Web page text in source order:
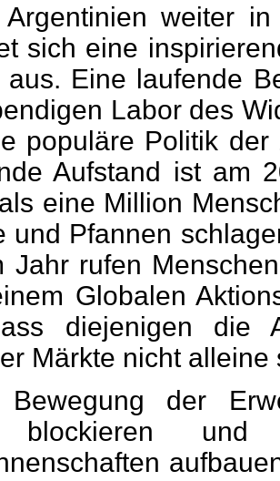
Argentinien weiter
sich eine
aus. Eine laufende
Labor des
populäre Politik
Aufstand ist am
eine Million
und Pfannen
Jahr rufen
Globalen
diejenigen die
Märkte nicht alleine
der
blockieren